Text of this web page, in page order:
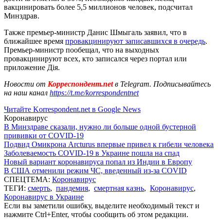
вакцинировать более 5,5 миллионов человек, подсчитал
Минздрав.
Также премьер-министр Данис Шмыгаль заявил, что в
ближайшее время провакцинируют записавшихся в очередь.
Премьер-министр пообещал, что на выходных
провакцинируют всех, кто записался через портал или
приложение Дія.
Новости от Корреспондент.netв Telegram. Подписывайтесь
на наш канал https://t.me/korrespondentnet
Читайте Korrespondent.net в Google News
Коронавирус
В Минздраве сказали, нужно ли больше одной бустерной
прививки от COVID-19
Подвид Омикрона Arcturus впервые привел к гибели человека
Заболеваемость COVID-19 в Украине пошла на спад
Новый вариант коронавируса попал из Индии в Европу
В США отменили режим ЧС, введенный из-за COVID
СПЕЦТЕМА: Коронавирус
ТЕГИ: смерть, пандемия, смертная казнь, Коронавирус,
Коронавирус в Украине
Если вы заметили ошибку, выделите необходимый текст и
нажмите Ctrl+Enter, чтобы сообщить об этом редакции.